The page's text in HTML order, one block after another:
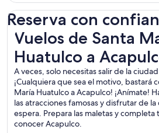
Reserva con
Vuelos de Santa
Huatulco a
A veces, solo necesitas salir de la
¡Cualquiera que sea el motivo, bastará
María Huatulco a Acapulco! ¡Anímate!
las atracciones famosas y disfrutar de
espera. Prepara las maletas y
conocer Acapulco.
Vuelos de Santa María Huatulco a